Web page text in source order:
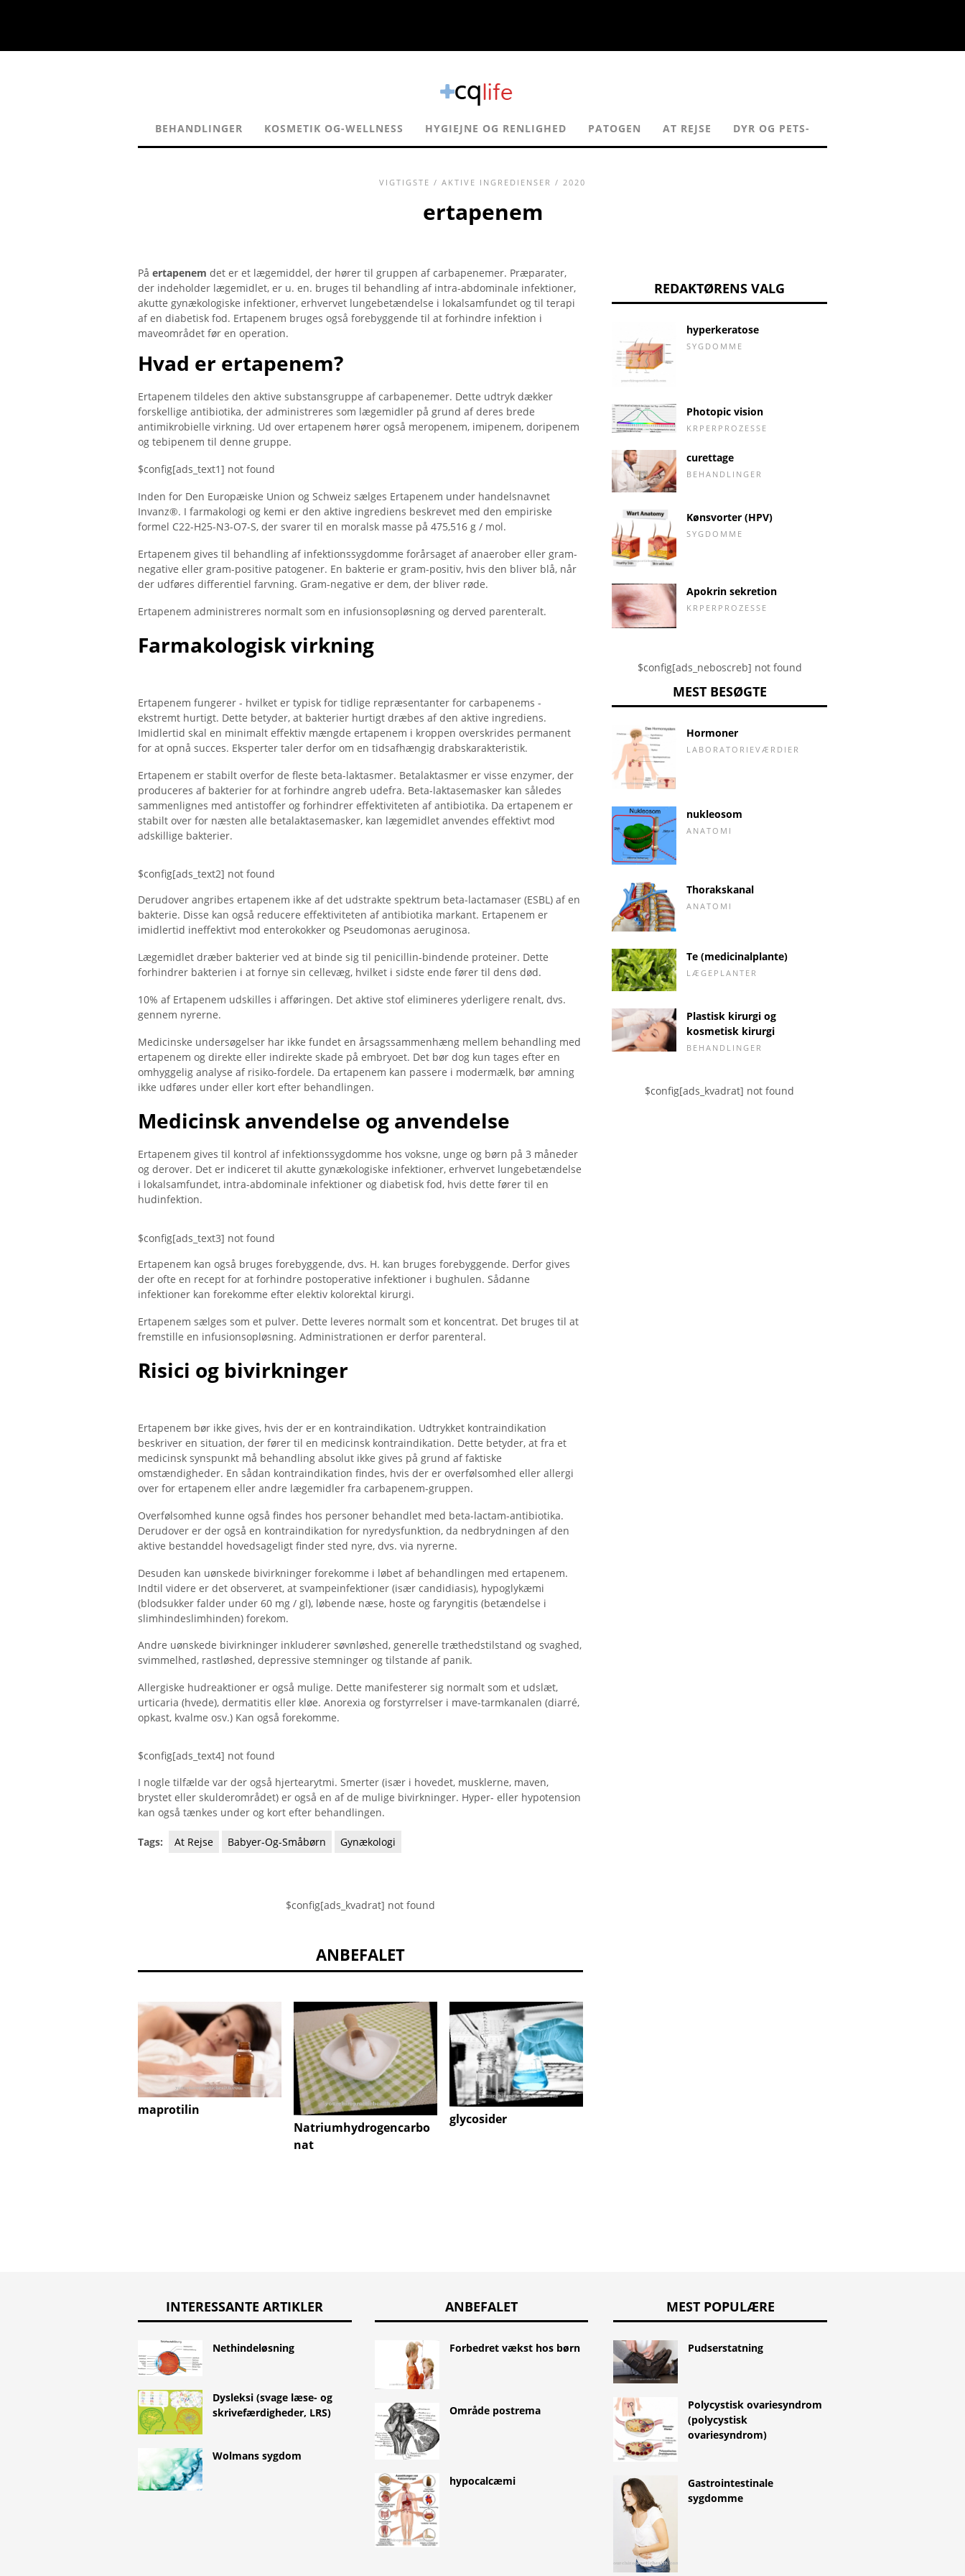
BEHANDLINGER KOSMETIK OG-WELLNESS HYGIEJNE OG RENLIGHED PATOGEN AT REJSE DYR OG PETS-
VIGTIGSTE / AKTIVE INGREDIENSER / 2020
ertapenem
På ertapenem det er et lægemiddel, der hører til gruppen af ​​carbapenemer. Præparater,
der indeholder lægemidlet, er u. en. bruges til behandling af intra-abdominale infektioner,
akutte gynækologiske infektioner, erhvervet lungebetændelse i lokalsamfundet og til terapi
af en diabetisk fod. Ertapenem bruges også forebyggende til at forhindre infektion i
maveområdet før en operation.
Hvad er ertapenem?
Ertapenem tildeles den aktive substansgruppe af carbapenemer. Dette udtryk dækker
forskellige antibiotika, der administreres som lægemidler på grund af deres brede
antimikrobielle virkning. Ud over ertapenem hører også meropenem, imipenem, doripenem
og tebipenem til denne gruppe.
$config[ads_text1] not found
Inden for Den Europæiske Union og Schweiz sælges Ertapenem under handelsnavnet
Invanz®. I farmakologi og kemi er den aktive ingrediens beskrevet med den empiriske
formel C22-H25-N3-O7-S, der svarer til en moralsk masse på 475,516 g / mol.
Ertapenem gives til behandling af infektionssygdomme forårsaget af anaerober eller gram-
negative eller gram-positive patogener. En bakterie er gram-positiv, hvis den bliver blå, når
der udføres differentiel farvning. Gram-negative er dem, der bliver røde.
Ertapenem administreres normalt som en infusionsopløsning og derved parenteralt.
Farmakologisk virkning
Ertapenem fungerer - hvilket er typisk for tidlige repræsentanter for carbapenems -
ekstremt hurtigt. Dette betyder, at bakterier hurtigt dræbes af den aktive ingrediens.
Imidlertid skal en minimalt effektiv mængde ertapenem i kroppen overskrides permanent
for at opnå succes. Eksperter taler derfor om en tidsafhængig drabskarakteristik.
Ertapenem er stabilt overfor de fleste beta-laktasmer. Betalaktasmer er visse enzymer, der
produceres af bakterier for at forhindre angreb udefra. Beta-laktasemasker kan således
sammenlignes med antistoffer og forhindrer effektiviteten af ​​antibiotika. Da ertapenem er
stabilt over for næsten alle betalaktasemasker, kan lægemidlet anvendes effektivt mod
adskillige bakterier.
$config[ads_text2] not found
Derudover angribes ertapenem ikke af det udstrakte spektrum beta-lactamaser (ESBL) af en
bakterie. Disse kan også reducere effektiviteten af ​​antibiotika markant. Ertapenem er
imidlertid ineffektivt mod enterokokker og Pseudomonas aeruginosa.
Lægemidlet dræber bakterier ved at binde sig til penicillin-bindende proteiner. Dette
forhindrer bakterien i at fornye sin cellevæg, hvilket i sidste ende fører til dens død.
10% af Ertapenem udskilles i afføringen. Det aktive stof elimineres yderligere renalt, dvs.
gennem nyrerne.
Medicinske undersøgelser har ikke fundet en årsagssammenhæng mellem behandling med
ertapenem og direkte eller indirekte skade på embryoet. Det bør dog kun tages efter en
omhyggelig analyse af risiko-fordele. Da ertapenem kan passere i modermælk, bør amning
ikke udføres under eller kort efter behandlingen.
Medicinsk anvendelse og anvendelse
Ertapenem gives til kontrol af infektionssygdomme hos voksne, unge og børn på 3 måneder
og derover. Det er indiceret til akutte gynækologiske infektioner, erhvervet lungebetændelse
i lokalsamfundet, intra-abdominale infektioner og diabetisk fod, hvis dette fører til en
hudinfektion.
$config[ads_text3] not found
Ertapenem kan også bruges forebyggende, dvs. H. kan bruges forebyggende. Derfor gives
der ofte en recept for at forhindre postoperative infektioner i bughulen. Sådanne
infektioner kan forekomme efter elektiv kolorektal kirurgi.
Ertapenem sælges som et pulver. Dette leveres normalt som et koncentrat. Det bruges til at
fremstille en infusionsopløsning. Administrationen er derfor parenteral.
Risici og bivirkninger
Ertapenem bør ikke gives, hvis der er en kontraindikation. Udtrykket kontraindikation
beskriver en situation, der fører til en medicinsk kontraindikation. Dette betyder, at fra et
medicinsk synspunkt må behandling absolut ikke gives på grund af faktiske
omstændigheder. En sådan kontraindikation findes, hvis der er overfølsomhed eller allergi
over for ertapenem eller andre lægemidler fra carbapenem-gruppen.
Overfølsomhed kunne også findes hos personer behandlet med beta-lactam-antibiotika.
Derudover er der også en kontraindikation for nyredysfunktion, da nedbrydningen af ​​den
aktive bestanddel hovedsageligt finder sted nyre, dvs. via nyrerne.
Desuden kan uønskede bivirkninger forekomme i løbet af behandlingen med ertapenem.
Indtil videre er det observeret, at svampeinfektioner (især candidiasis), hypoglykæmi
(blodsukker falder under 60 mg / gl), løbende næse, hoste og faryngitis (betændelse i
slimhindeslimhinden) forekom.
Andre uønskede bivirkninger inkluderer søvnløshed, generelle træthedstilstand og svaghed,
svimmelhed, rastløshed, depressive stemninger og tilstande af panik.
Allergiske hudreaktioner er også mulige. Dette manifesterer sig normalt som et udslæt,
urticaria (hvede), dermatitis eller kløe. Anorexia og forstyrrelser i mave-tarmkanalen (diarré,
opkast, kvalme osv.) Kan også forekomme.
$config[ads_text4] not found
I nogle tilfælde var der også hjertearytmi. Smerter (især i hovedet, musklerne, maven,
brystet eller skulderområdet) er også en af ​​de mulige bivirkninger. Hyper- eller hypotension
kan også tænkes under og kort efter behandlingen.
Tags: At Rejse Babyer-Og-Småbørn Gynækologi
$config[ads_kvadrat] not found
ANBEFALET
maprotilin
Natriumhydrogencarbo
nat
glycosider
REDAKTØRENS VALG
hyperkeratose
SYGDOMME
Photopic vision
KRPERPROZESSE
curettage
BEHANDLINGER
Kønsvorter (HPV)
SYGDOMME
Apokrin sekretion
KRPERPROZESSE
$config[ads_neboscreb] not found
MEST BESØGTE
Hormoner
LABORATORIEVÆRDIER
nukleosom
ANATOMI
Thorakskanal
ANATOMI
Te (medicinalplante)
LÆGEPLANTER
Plastisk kirurgi og
kosmetisk kirurgi
BEHANDLINGER
$config[ads_kvadrat] not found
INTERESSANTE ARTIKLER
Nethindeløsning
Dysleksi (svage læse- og
skrivefærdigheder, LRS)
Wolmans sygdom
ANBEFALET
Forbedret vækst hos børn
Område postrema
hypocalcæmi
MEST POPULÆRE
Pudserstatning
Polycystisk ovariesyndrom
(polycystisk
ovariesyndrom)
Gastrointestinale
sygdomme